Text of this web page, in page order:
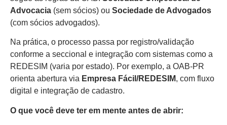
Advocacia (sem sócios) ou Sociedade de Advogados
(com sócios advogados).
Na prática, o processo passa por registro/validação
conforme a seccional e integração com sistemas como a
REDESIM (varia por estado). Por exemplo, a OAB-PR
orienta abertura via Empresa Fácil/REDESIM, com fluxo
digital e integração de cadastro.
O que você deve ter em mente antes de abrir: